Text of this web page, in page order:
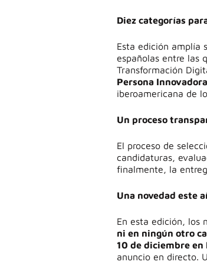
Diez categorías
Esta edición amplía
españolas entre las
Transformación
Persona
iberoamericana de
Un proceso
El proceso de
candidaturas,
finalmente, la
Una novedad este
En esta edición, los
ni en ningún otro
10 de diciembre en
anuncio en directo.